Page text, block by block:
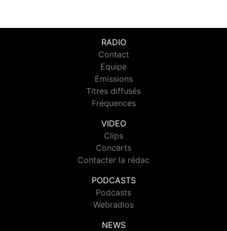
RADIO
Contact
Equipe
Emissions
Titres diffusés
Fréquences
VIDEO
Clips
Concerts
Contacter la rédac
PODCASTS
Podcasts
Webradios
NEWS